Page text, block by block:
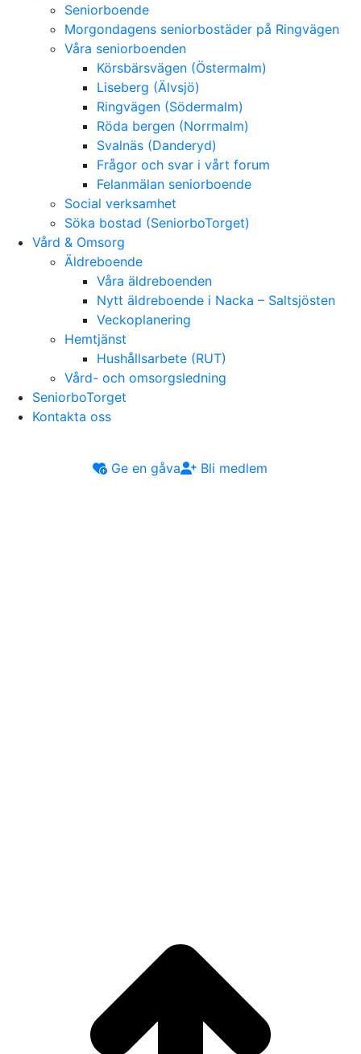
Seniorboende
Morgondagens seniorbostäder på Ringvägen
Våra seniorboenden
Körsbärsvägen (Östermalm)
Liseberg (Älvsjö)
Ringvägen (Södermalm)
Röda bergen (Norrmalm)
Svalnäs (Danderyd)
Frågor och svar i vårt forum
Felanmälan seniorboende
Social verksamhet
Söka bostad (SeniorboTorget)
Vård & Omsorg
Äldreboende
Våra äldreboenden
Nytt äldreboende i Nacka – Saltsjösten
Veckoplanering
Hemtjänst
Hushållsarbete (RUT)
Vård- och omsorgsledning
SeniorboTorget
Kontakta oss
Ge en gåva Bli medlem